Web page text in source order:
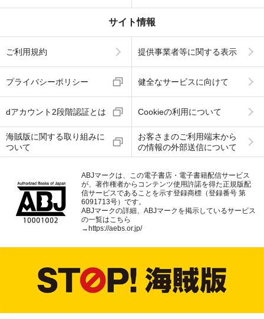
サイト情報
ご利用規約 提供事業者等に関する表示
プライバシーポリシー 健全なサービスに向けて
dアカウント2段階認証とは Cookieの利用について
海賊版に関する取り組みに
ついて
お客さまのご利用端末から
の情報の外部送信について
ABJマークは、この電子書店・電子書籍配信サービス
が、著作権者からコンテンツ使用許諾を得た正規版配
信サービスであることを示す登録商標（登録番号 第
6091713号）です。
ABJマークの詳細、ABJマークを掲示しているサービス
の一覧はこちら
→ https://aebs.or.jp/